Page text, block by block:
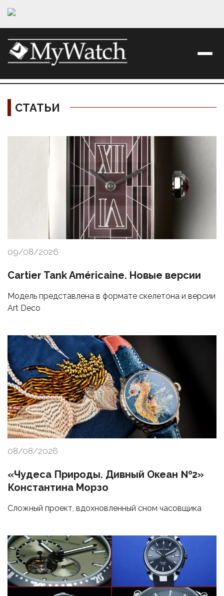
СТАТЬИ
Материалы
09/08/2026
Cartier Tank Américaine. Новые версии
Модель представлена в формате скелетона и версии
Art Deco
08/08/2026
«Чудеса Природы. Дивный Океан №2»
Константина Морзо
Сложный проект, вдохновленный сном часовщика